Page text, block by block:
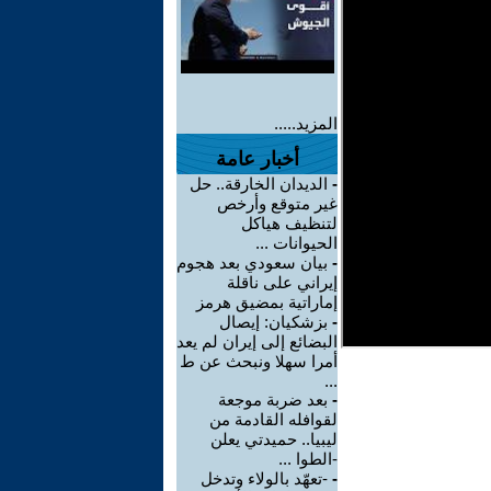
المزيد.....
أخبار عامة
- الديدان الخارقة.. حل
غير متوقع وأرخص
لتنظيف هياكل
الحيوانات ...
- بيان سعودي بعد هجوم
إيراني على ناقلة
إماراتية بمضيق هرمز
- بزشكيان: إيصال
البضائع إلى إيران لم يعد
أمرا سهلا ونبحث عن ط
...
- بعد ضربة موجعة
لقوافله القادمة من
ليبيا.. حميدتي يعلن
-الطوا ...
- -تعهّد بالولاء وتدخل